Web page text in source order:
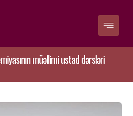
müəllimi ustad dərsləri